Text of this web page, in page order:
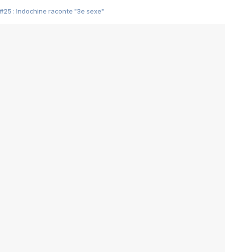
#25 : Indochine raconte "3e sexe"